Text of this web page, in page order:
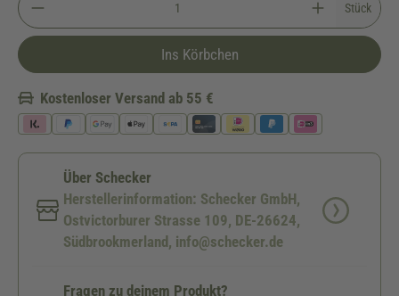
Stück
Ins Körbchen
Kostenloser Versand ab 55 €
Über Schecker
Herstellerinformation: Schecker GmbH,
Ostvictorburer Strasse 109, DE-26624,
Südbrookmerland, info@schecker.de
Fragen zu deinem Produkt?